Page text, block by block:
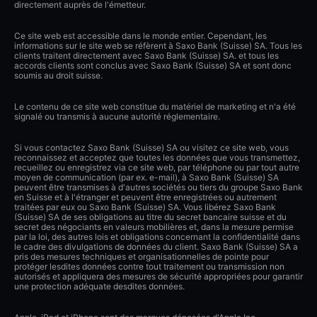
directement auprès de l'émetteur.
Ce site web est accessible dans le monde entier. Cependant, les
informations sur le site web se réfèrent à Saxo Bank (Suisse) SA. Tous les
clients traitent directement avec Saxo Bank (Suisse) SA. et tous les
accords clients sont conclus avec Saxo Bank (Suisse) SA et sont donc
soumis au droit suisse.
Le contenu de ce site web constitue du matériel de marketing et n'a été
signalé ou transmis à aucune autorité réglementaire.
Si vous contactez Saxo Bank (Suisse) SA ou visitez ce site web, vous
reconnaissez et acceptez que toutes les données que vous transmettez,
recueillez ou enregistrez via ce site web, par téléphone ou par tout autre
moyen de communication (par ex. e-mail), à Saxo Bank (Suisse) SA
peuvent être transmises à d'autres sociétés ou tiers du groupe Saxo Bank
en Suisse et à l'étranger et peuvent être enregistrées ou autrement
traitées par eux ou Saxo Bank (Suisse) SA. Vous libérez Saxo Bank
(Suisse) SA de ses obligations au titre du secret bancaire suisse et du
secret des négociants en valeurs mobilières et, dans la mesure permise
par la loi, des autres lois et obligations concernant la confidentialité dans
le cadre des divulgations de données du client. Saxo Bank (Suisse) SA a
pris des mesures techniques et organisationnelles de pointe pour
protéger lesdites données contre tout traitement ou transmission non
autorisés et appliquera des mesures de sécurité appropriées pour garantir
une protection adéquate desdites données.